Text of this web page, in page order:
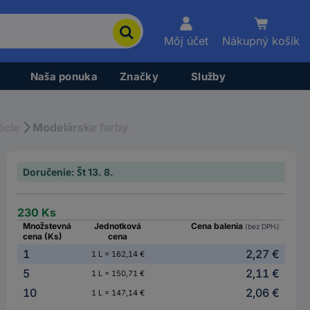
Môj účet Nákupný košík
Naša ponuka Značky Služby
Modelárske farby
Doručenie: Št 13. 8.
230 Ks
Množstevná
cena (Ks)
Jednotková
cena
Cena balenia (bez DPH.)
1 1 L = 162,14 €
2,27 €
5
1 L = 150,71 €
2,11 €
10
1 L = 147,14 € 2,06 €